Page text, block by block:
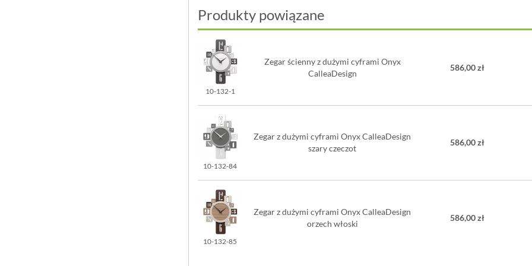
jest łatwe w
Niemiecki
oparty na
Wskazówki
Wydłużony czas
tym, iż
Produkty powiązane
10-132-1
Zegar ścienny z dużymi cyframi Onyx
CalleaDesign
586,00 zł
10-132-84
Zegar z dużymi cyframi Onyx CalleaDesign
szary czeczot
586,00 zł
10-132-85
Zegar z dużymi cyframi Onyx CalleaDesign
orzech włoski
586,00 zł